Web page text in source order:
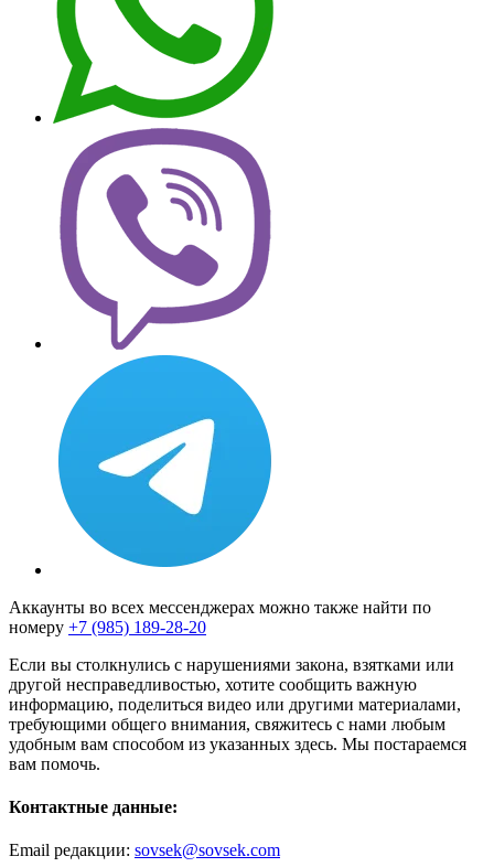
Аккаунты во всех мессенджерах можно также найти по
номеру +7 (985) 189-28-20
Если вы столкнулись с нарушениями закона, взятками или
другой несправедливостью, хотите сообщить важную
информацию, поделиться видео или другими материалами,
требующими общего внимания, свяжитесь с нами любым
удобным вам способом из указанных здесь. Мы постараемся
вам помочь.
Контактные данные:
Email редакции: sovsek@sovsek.com